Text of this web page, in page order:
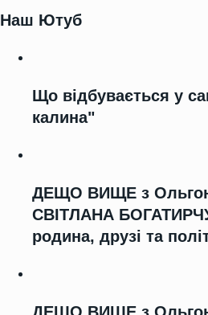
Наш Ютуб
Що відбувається у
калина"
ДЕЩО ВИЩЕ з
СВІТЛАНА
родина, друзі та